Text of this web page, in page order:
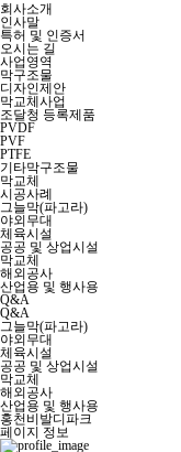
회사소개
인사말
특허 및 인증서
오시는 길
사업영역
막구조물
디자인제안
막교체사업
조달청 등록제품
PVDF
PVF
PTFE
기타막구조물
막교체
시공사례
그늘막(파고라)
야외무대
체육시설
공공 및 상업시설
막교체
해외공사
산업용 및 행사용
Q&A
Q&A
그늘막(파고라)
야외무대
체육시설
공공 및 상업시설
막교체
해외공사
산업용 및 행사용
홍천비발디파크
페이지 정보